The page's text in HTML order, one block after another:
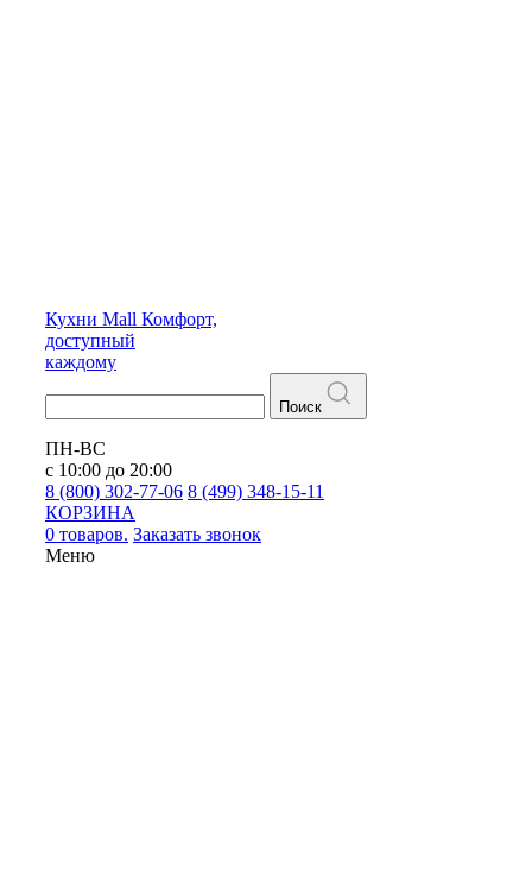
Кухни Mall Комфорт,
доступный
каждому
Поиск
ПН-ВС
с 10:00 до 20:00
8 (800) 302-77-06 8 (499) 348-15-11
КОРЗИНА
0 товаров. Заказать звонок
Меню